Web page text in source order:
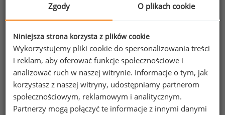
Zgody O plikach cookie
Niniejsza strona korzysta z plików cookie
Wykorzystujemy pliki cookie do spersonalizowania treści
i reklam, aby oferować funkcje społecznościowe i
analizować ruch w naszej witrynie. Informacje o tym, jak
korzystasz z naszej witryny, udostępniamy partnerom
społecznościowym, reklamowym i analitycznym.
Partnerzy mogą połączyć te informacje z innymi danymi